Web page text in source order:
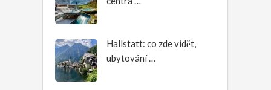
Hallstatt: co zde vidět,
ubytování …